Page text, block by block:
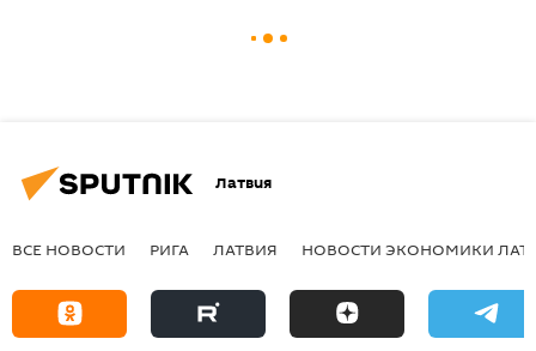
Латвия
ВСЕ НОВОСТИ РИГА ЛАТВИЯ НОВОСТИ ЭКОНОМИКИ